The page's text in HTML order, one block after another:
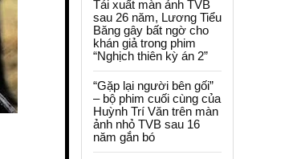
Tái xuất màn ảnh TVB
sau 26 năm, Lương Tiểu
Băng gây bất ngờ cho
khán giả trong phim
“Nghịch thiên kỳ án 2”
“Gặp lại người bên gối”
– bộ phim cuối cùng của
Huỳnh Trí Văn trên màn
ảnh nhỏ TVB sau 16
năm gắn bó